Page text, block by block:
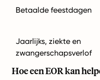
Betaalde feestdagen
Jaarlijks, ziekte en
zwangerschapsverlof
Hoe een EOR kan